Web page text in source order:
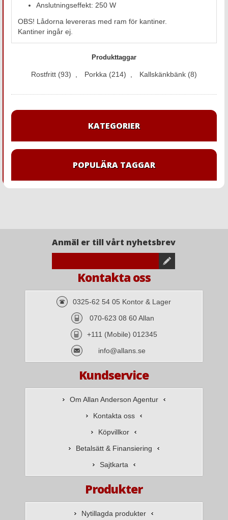
Anslutningseffekt: 250 W
OBS! Lådorna levereras med ram för kantiner.
Kantiner ingår ej.
Produkttaggar
Rostfritt (93) Porkka (214) Kallskänkbänk (8)
KATEGORIER
POPULÄRA TAGGAR
Anmäl er till vårt nyhetsbrev
Kontakta oss
0325-62 54 05 Kontor & Lager
070-623 08 60 Allan
+111 (Mobile) 012345
info@allans.se
Kundservice
Om Allan Anderson Agentur
Kontakta oss
Köpvillkor
Betalsätt & Finansiering
Sajtkarta
Produkter
Nytillagda produkter